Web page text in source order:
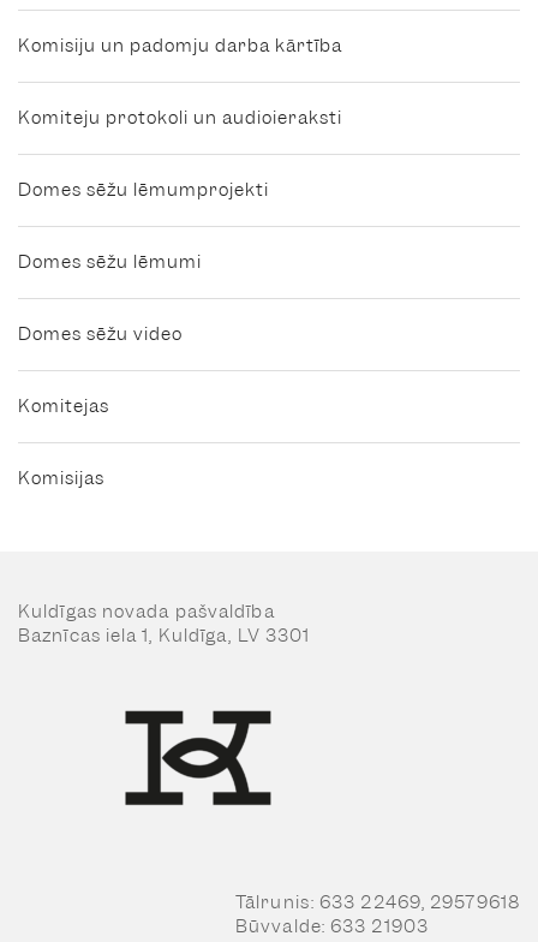
Komisiju un padomju darba kārtība
Komiteju protokoli un audioieraksti
Domes sēžu lēmumprojekti
Domes sēžu lēmumi
Domes sēžu video
Komitejas
Komisijas
Kuldīgas novada pašvaldība
Baznīcas iela 1, Kuldīga, LV 3301
Tālrunis: 633 22469, 29579618
Būvvalde: 633 21903